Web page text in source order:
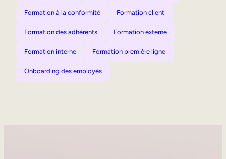
Formation à la conformité Formation client
Formation des adhérents Formation externe
Formation interne Formation première ligne
Onboarding des employés